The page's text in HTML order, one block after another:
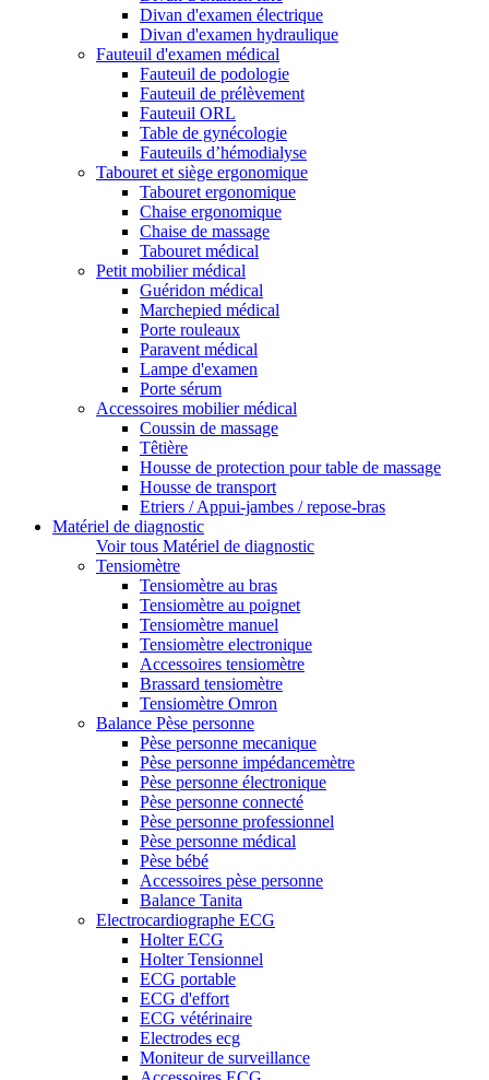
Divan d'examen électrique
Divan d'examen hydraulique
Fauteuil d'examen médical
Fauteuil de podologie
Fauteuil de prélèvement
Fauteuil ORL
Table de gynécologie
Fauteuils d’hémodialyse
Tabouret et siège ergonomique
Tabouret ergonomique
Chaise ergonomique
Chaise de massage
Tabouret médical
Petit mobilier médical
Guéridon médical
Marchepied médical
Porte rouleaux
Paravent médical
Lampe d'examen
Porte sérum
Accessoires mobilier médical
Coussin de massage
Têtière
Housse de protection pour table de massage
Housse de transport
Etriers / Appui-jambes / repose-bras
Matériel de diagnostic
Voir tous Matériel de diagnostic
Tensiomètre
Tensiomètre au bras
Tensiomètre au poignet
Tensiomètre manuel
Tensiomètre electronique
Accessoires tensiomètre
Brassard tensiomètre
Tensiomètre Omron
Balance Pèse personne
Pèse personne mecanique
Pèse personne impédancemètre
Pèse personne électronique
Pèse personne connecté
Pèse personne professionnel
Pèse personne médical
Pèse bébé
Accessoires pèse personne
Balance Tanita
Electrocardiographe ECG
Holter ECG
Holter Tensionnel
ECG portable
ECG d'effort
ECG vétérinaire
Electrodes ecg
Moniteur de surveillance